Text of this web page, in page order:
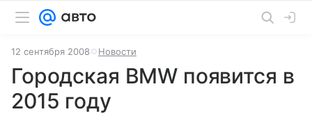
12 сентября 2008 Новости
Городская BMW появится в
2015 году